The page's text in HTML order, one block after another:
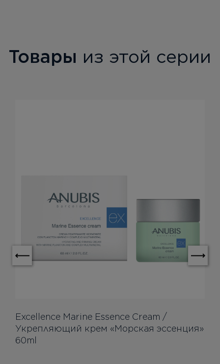
Товары из этой серии
Excellence Marine Essence Cream /
Укрепляющий крем «Морская эссенция»
60ml